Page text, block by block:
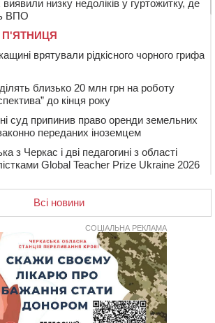
низку недоліків у гуртожитку, де
ВПО
П'ЯТНИЦЯ
врятували рідкісного чорного грифа
близько 20 млн грн на роботу
до кінця року
суд припинив право оренди земельних
переданих іноземцем
з Черкас і дві педагогині з області
Global Teacher Prize Ukraine 2026
літнього табору для людей поважного
несправедливість”: мати хворого на
хлопця із Драбівщини просить
кошти на дороговартісні ліки
судитимуть колишню очільницю відділу
закупівлю електрики за завищеною
Всі новини
СОЦІАЛЬНА РЕКЛАМА